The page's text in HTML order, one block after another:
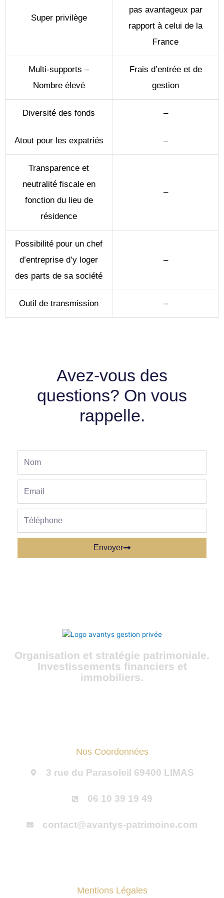
Super privilège
pas avantageux par
rapport à celui de la
France
Multi-supports –
Nombre élevé
Frais d’entrée et de
gestion
Diversité des fonds –
Atout pour les expatriés –
Transparence et
neutralité fiscale en
fonction du lieu de
résidence
–
Possibilité pour un chef
d’entreprise d’y loger
des parts de sa société
–
Outil de transmission –
Avez-vous des
questions? On vous
rappelle.
Envoyer
Organisation et stratégie patrimoniale.
Investissements financiers et
immobiliers.
Nos Coordonnées
3 rue du Parasoleil 69400 LIMAS
06 10 39 19 49
contact@avantys-patrimoine.com
Mentions Légales